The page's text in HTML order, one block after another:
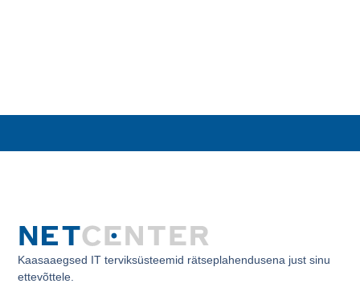
Kaasaaegsed IT terviksüsteemid rätseplahendusena just sinu
ettevõttele.